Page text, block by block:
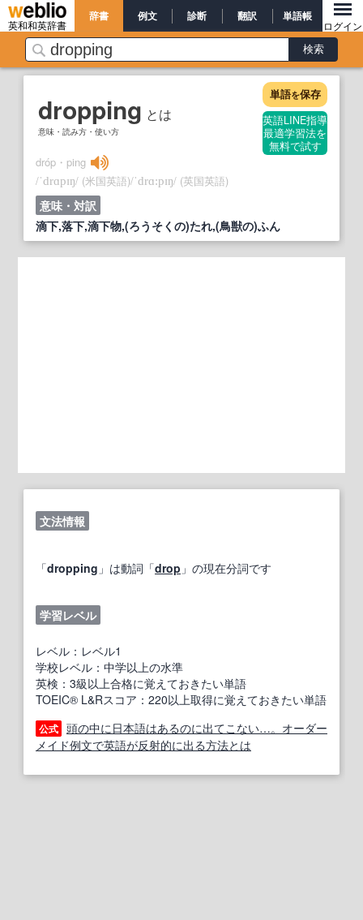
英和和英辞書
辞書 例文 診断 翻訳 単語帳
ログイン
dropping とは
意味・読み方・使い方
単語を保存
英語LINE指導
最適学習法を
無料で試す
dróp・ping
/ˈdrɑpɪŋ/ (米国英語)/ˈdrɑ:pɪŋ/ (英国英語)
意味・対訳
滴下,落下,滴下物,(ろうそくの)たれ,(鳥獣の)ふん
文法情報
「dropping 」は動詞「drop 」の現在分詞です
学習レベル
レベル：レベル1
学校レベル：中学以上の水準
英検：3級以上合格に覚えておきたい単語
TOEIC® L&Rスコア：220以上取得に覚えておきたい単語
公式 頭の中に日本語はあるのに出てこない…。オーダー
メイド例文で英語が反射的に出る方法とは